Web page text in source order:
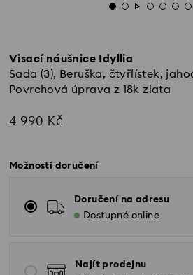
Visací náušnice Idyllia
Sada (3), Beruška, čtyřlístek,
Povrchová úprava z 18k zlata
4 990 Kč
Možnosti doručení
Doručení na adresu
Dostupné online
Najít prodejnu